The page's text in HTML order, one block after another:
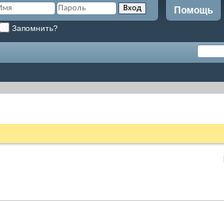
Помощь
Запомнить?